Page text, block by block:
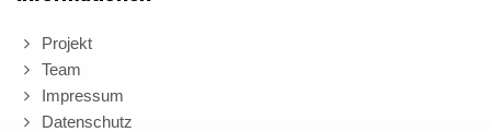
Projekt
Team
Impressum
Datenschutz